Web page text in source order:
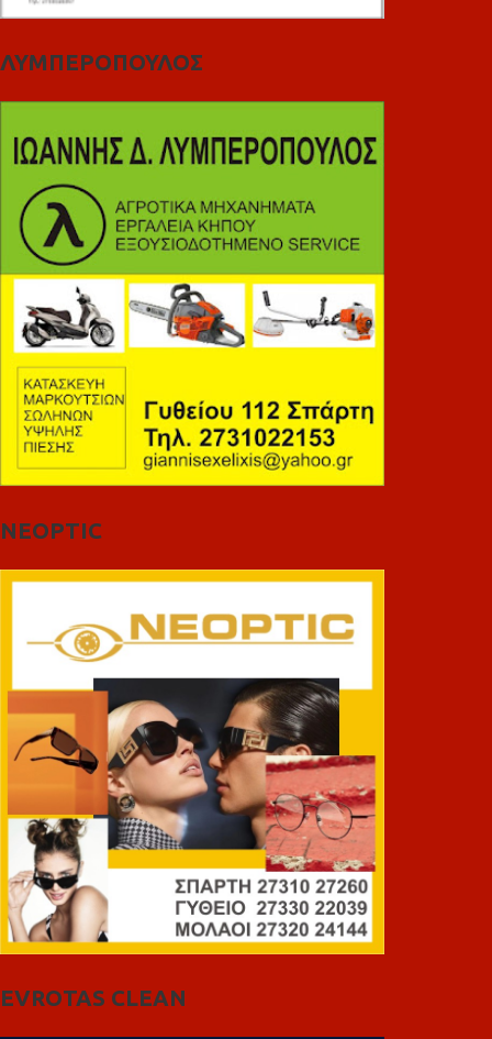
ΛΥΜΠΕΡΟΠΟΥΛΟΣ
NEOPTIC
EVROTAS CLEAN